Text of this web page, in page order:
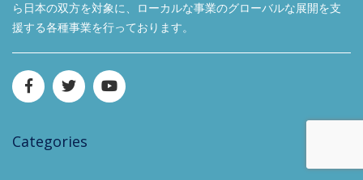
ら日本の双方を対象に、ローカルな事業のグローバルな展開を支
援する各種事業を行っております。
Categories